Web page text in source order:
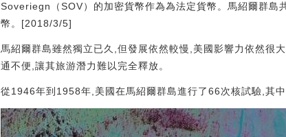
Soveriegn（SOV）的加密貨幣作為為法定貨幣。馬紹爾群
幣。[2018/3/5]
馬紹爾群島雖然獨立已久,但發展依然較慢,美國影響力依然很
通不便,讓其旅游潛力難以完全釋放。
從1946年到1958年,美國在馬紹爾群島進行了66次核試驗,其